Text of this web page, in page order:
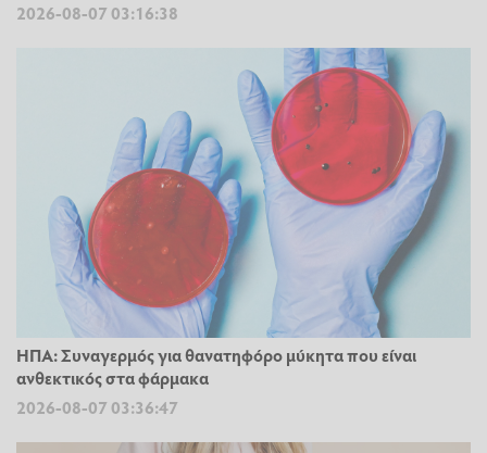
2026-08-07 03:16:38
ΗΠΑ: Συναγερμός για θανατηφόρο μύκητα που είναι
ανθεκτικός στα φάρμακα
2026-08-07 03:36:47